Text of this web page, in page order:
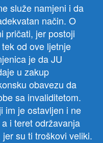
služe namjeni i da
način. O
pričati, jer postoji
od ove ljetnje
je da JU
u zakup
obavezu da
sa invaliditetom.
im je ostavljen i ne
i teret održavanja
su ti troškovi veliki.